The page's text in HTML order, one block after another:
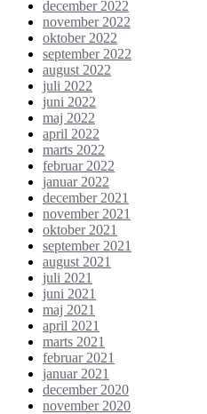
december 2022
november 2022
oktober 2022
september 2022
august 2022
juli 2022
juni 2022
maj 2022
april 2022
marts 2022
februar 2022
januar 2022
december 2021
november 2021
oktober 2021
september 2021
august 2021
juli 2021
juni 2021
maj 2021
april 2021
marts 2021
februar 2021
januar 2021
december 2020
november 2020